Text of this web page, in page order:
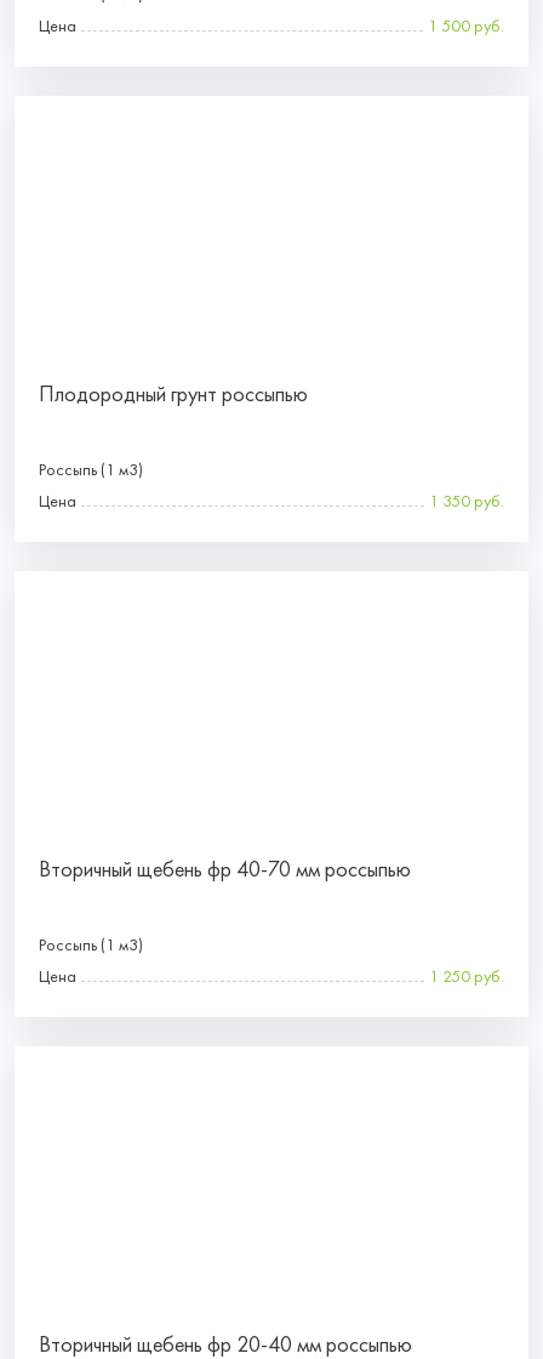
Цена
1 500 руб.
Плодородный грунт россыпью
Россыпь (1 м3)
Цена
1 350 руб.
Вторичный щебень фр 40-70 мм россыпью
Россыпь (1 м3)
Цена
1 250 руб.
Вторичный щебень фр 20-40 мм россыпью